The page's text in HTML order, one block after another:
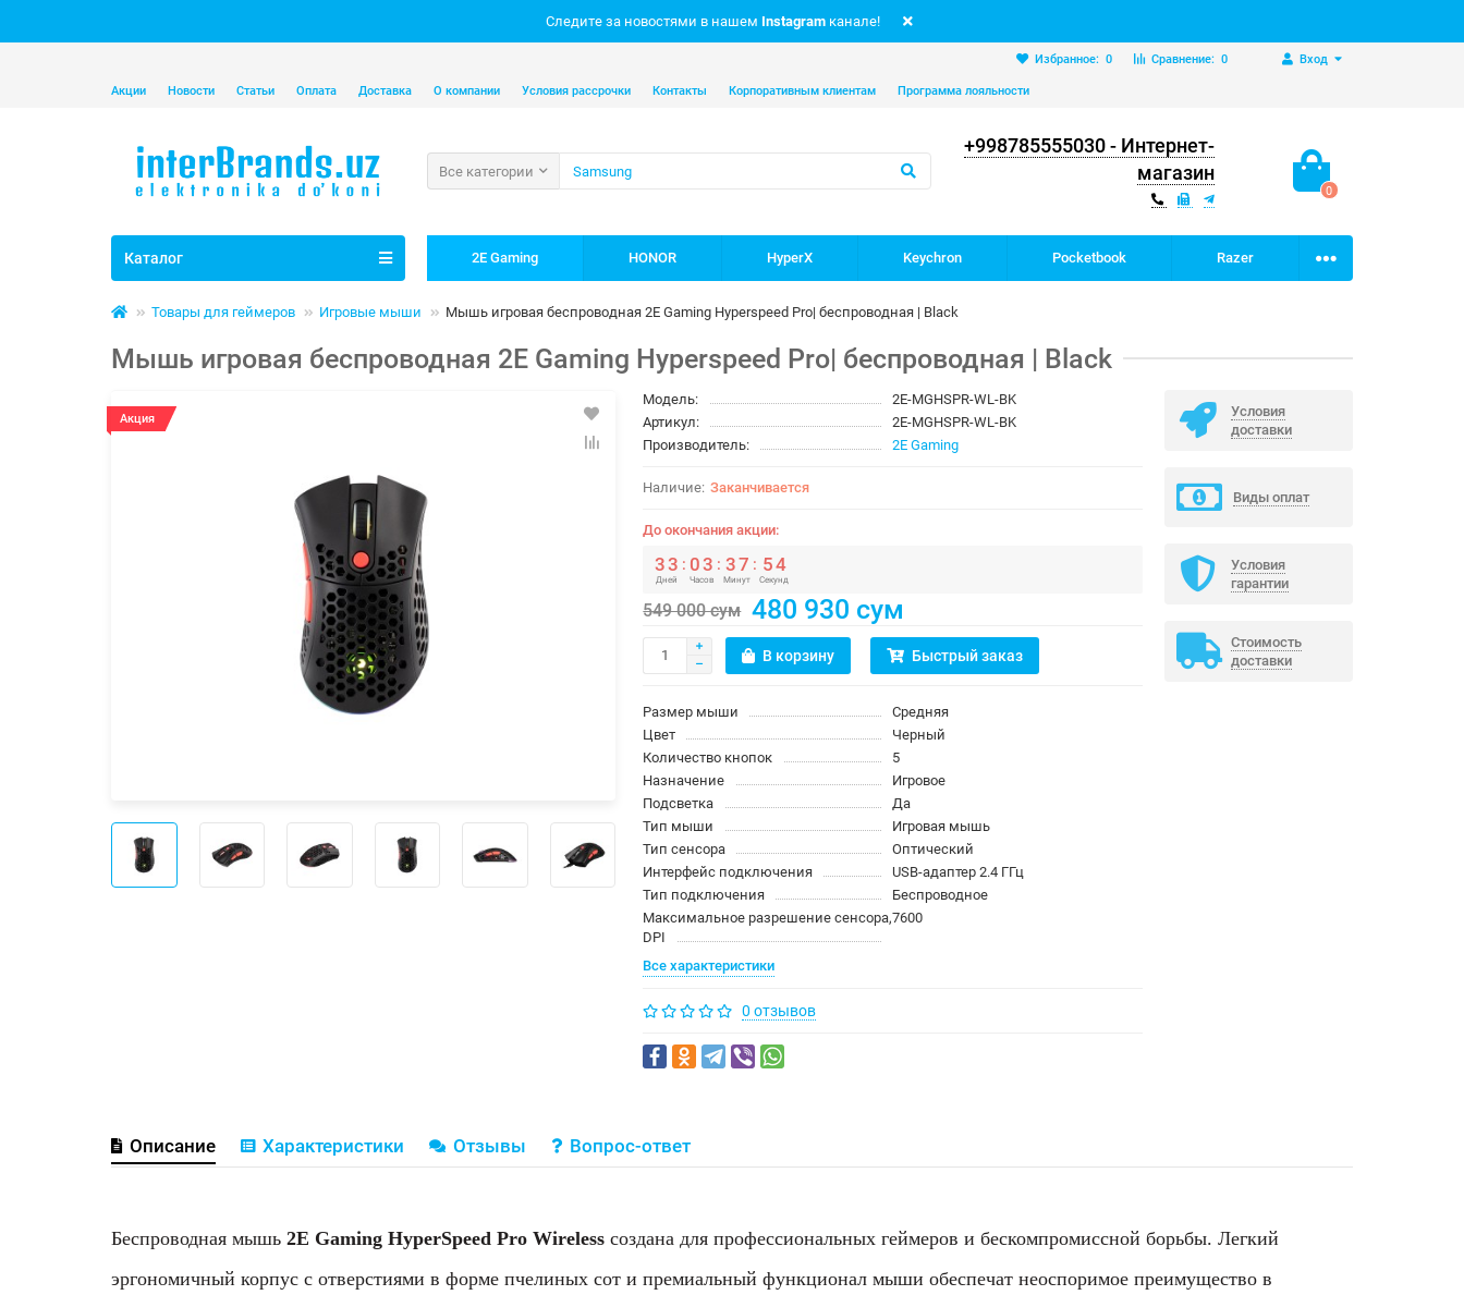
Следите за новостями в нашем Instagram канале!
Вход
Сравнение: 0
Избранное: 0
Акции Новости Статьи Оплата Доставка О компании Условия рассрочки Контакты Корпоративным клиентам Программа лояльности
+998785555030 - Интернет-
магазин
0
Все категории
Каталог 2E Gaming HONOR HyperX Keychron Pocketbook Razer
Товары для геймеров Игровые мыши Мышь игровая беспроводная 2E Gaming Hyperspeed Pro| беспроводная | Black
Мышь игровая беспроводная 2E Gaming Hyperspeed Pro| беспроводная | Black
Акция
Модель:
2E-MGHSPR-WL-BK
Артикул:
2E-MGHSPR-WL-BK
Производитель:
2E Gaming
Заканчивается
До окончания акции:
33
Дней
: 03
Часов
: 37
Минут
: 53
Секунд
549 000 сум 480 930 сум
В корзину Быстрый заказ
Размер мыши
Средняя
Цвет
Черный
Количество кнопок
5
Назначение
Игровое
Подсветка
Да
Тип мыши
Игровая мышь
Тип сенсора
Оптический
Интерфейс подключения
USB-адаптер 2.4 ГГц
Тип подключения
Беспроводное
Максимальное разрешение сенсора,
DPI
7600
Все характеристики
0 отзывов
Условия
доставки
Виды оплат
Условия
гарантии
Стоимость
доставки
Описание Характеристики Отзывы Вопрос-ответ
Беспроводная мышь 2E Gaming HyperSpeed Pro Wireless создана для профессиональных геймеров и бескомпромиссной борьбы. Легкий
эргономичный корпус с отверстиями в форме пчелиных сот и премиальный функционал мыши обеспечат неоспоримое преимущество в